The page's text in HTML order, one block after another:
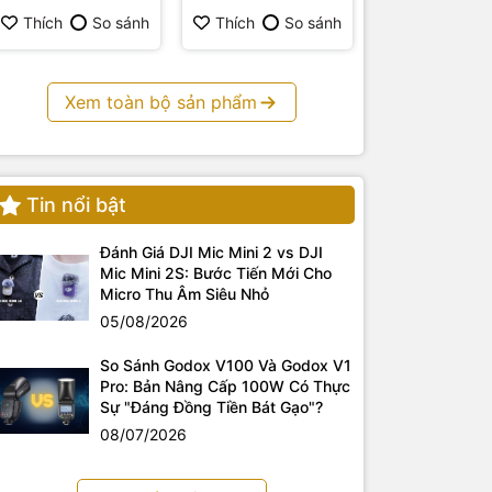
Thích
So sánh
Thích
So sánh
Xem toàn bộ sản phẩm
Tin nổi bật
Đánh Giá DJI Mic Mini 2 vs DJI
Mic Mini 2S: Bước Tiến Mới Cho
Micro Thu Âm Siêu Nhỏ
05/08/2026
So Sánh Godox V100 Và Godox V1
Pro: Bản Nâng Cấp 100W Có Thực
Sự "Đáng Đồng Tiền Bát Gạo"?
08/07/2026